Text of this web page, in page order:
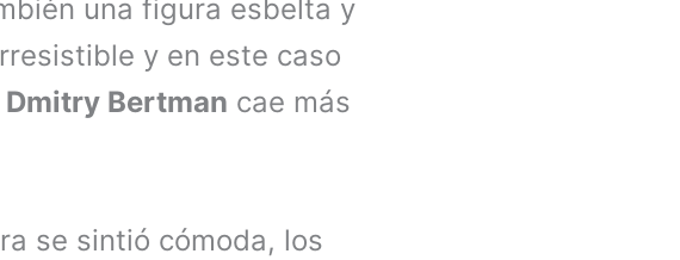
una figura esbelta y
y en este caso
Dmitry Bertman cae más
se sintió cómoda, los